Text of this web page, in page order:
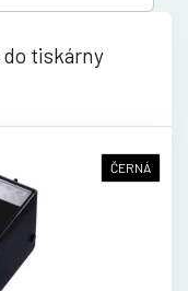
do tiskárny
ČERNÁ